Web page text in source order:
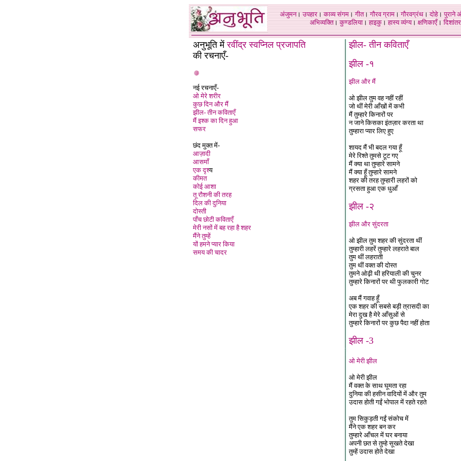
अंजुमन।उपहार।काव्य संगम।गीत।गौरव ग्राम।गौरवग्रंथ।दोहे।पुराने
अभिव्यक्ति।कुण्डलिया।हाइकु।हास्य व्यंग्य।क्षणिकाएँ।दिशांतर
अनुभूति मेंरवींद्र स्वप्निल प्रजापति
की रचनाएँ-
नई रचनाएँ-
ओ मेरे शरीर
कुछ दिन और मैं
झील- तीन कविताएँ
मैं इश्क का दिन हुआ
सफर
छंद मुक्त में-
आज़ादी
आसमाँ
एक दृश्य
कीमत
कोई आशा
तू रौशनी की तरह
दिल की दुनिया
दोस्ती
पाँच छोटी कविताएँ
मेरी नसों में बह रहा है शहर
मैंने तुम्हें
यों हमने प्यार किया
समय की चादर
झील- तीन कविताएँ
झील -१
झील और मैं
ओ झील तुम वह नहीं रहीं
जो थीं मेरी आँखों में कभी
मैं तुम्हारे किनारों पर
न जाने किसका इंतज़ार करता था
तुम्हारा प्यार लिए हुए
शायद मैं भी बदल गया हूँ
मेरे रिश्ते तुमसे टूट गए
मैं क्या था तुम्हारे सामने
मैं क्या हूँ तुम्हारे सामने
शहर की तरह तुम्हारी लहरों को
ग्रसता हुआ एक धुआँ
झील -२
झील और सुंदरता
ओ झील तुम शहर की सुंदरता थीं
तुम्हारी लहरें तुम्हारे लहराते बाल
तुम थीं लहराती
तुम थीं वक्त की दोस्त
तुमने ओढ़ी थी हरियाली की चुनर
तुम्हारे किनारों पर थी फुलकारी गोट
अब मैं गवाह हूँ
एक शहर की सबसे बड़ी त्रासदी का
मेरा दुख है मेरे आँसुओं से
तुम्हारे किनारों पर कुछ पैदा नहीं होता
झील -3
ओ मेरी झील
ओ मेरी झील
मैं वक्त के साथ घूमता रहा
दुनिया की हसीन वादियों में और तुम
उदास होती गईं भोपाल में रहते रहते
तुम सिकुड़ती गईं संकोच में
मैंने एक शहर बन कर
तुम्हारे आँचल में घर बनाया
अपनी छत से तुम्हे सूखते देखा
तुम्हें उदास होते देखा